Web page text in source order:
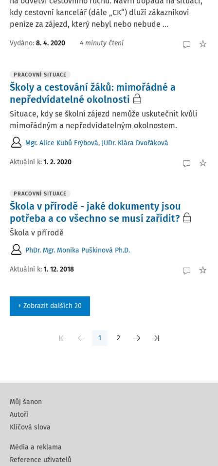
kdy cestovní kancelář (dále „CK“) dluží zákazníkovi
peníze za zájezd, který nebyl nebo nebude ...
Vydáno: 8. 4. 2020 4 minuty čtení
PRACOVNÍ SITUACE
Školy a cestování žáků: mimořádné a
nepředvídatelné okolnosti
Situace, kdy se školní zájezd nemůže uskutečnit kvůli
mimořádným a nepředvídatelným okolnostem.
Mgr. Alice Kubů Frýbová, JUDr. Klára Dvořáková
Aktuální k: 1. 2. 2020
PRACOVNÍ SITUACE
Škola v přírodě - jaké dokumenty jsou
potřeba a co všechno se musí zařídit?
Škola v přírodě
PhDr. Mgr. Monika Puškinová Ph.D.
Aktuální k: 1. 12. 2018
+ Zobrazit dalších 20
1 2
Můj šanon
Autoři
Klíčová slova
Média a reklama
Reference uživatelů